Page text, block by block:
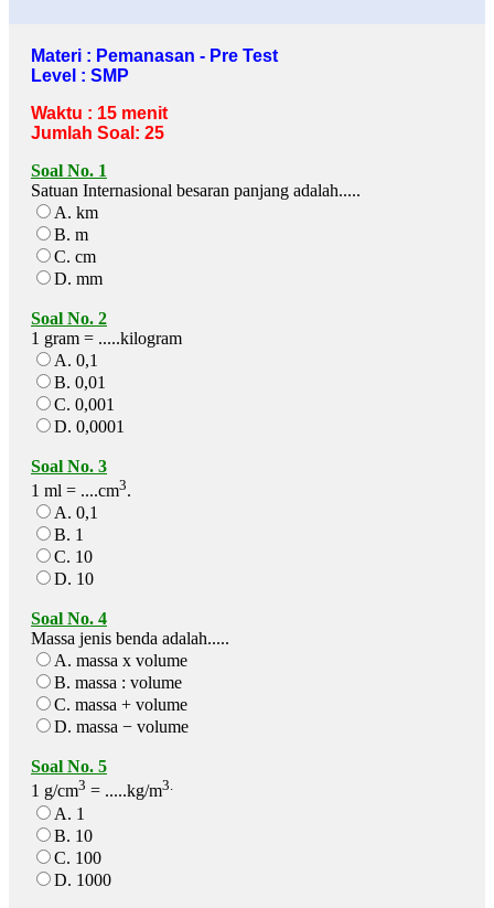
Materi : Pemanasan - Pre Test
Level : SMP
Waktu : 15 menit
Jumlah Soal: 25
Soal No. 1
Satuan Internasional besaran panjang adalah.....
A. km
B. m
C. cm
D. mm
Soal No. 2
1 gram = .....kilogram
A. 0,1
B. 0,01
C. 0,001
D. 0,0001
Soal No. 3
1 ml = ....cm3.
A. 0,1
B. 1
C. 10
D. 10
Soal No. 4
Massa jenis benda adalah.....
A. massa x volume
B. massa : volume
C. massa + volume
D. massa − volume
Soal No. 5
1 g/cm3 = .....kg/m3.
A. 1
B. 10
C. 100
D. 1000